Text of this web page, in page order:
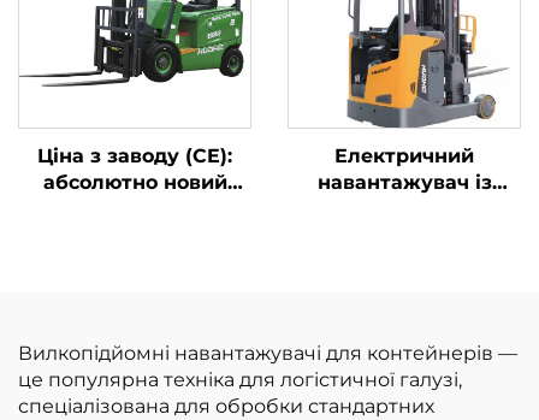
Ціна з заводу (CE):
абсолютно новий
будь-якому ґрунті
Електричний
навантажувач із
Вилкопідйомні навантажувачі для контейнерів —
це популярна техніка для логістичної галузі,
спеціалізована для обробки стандартних